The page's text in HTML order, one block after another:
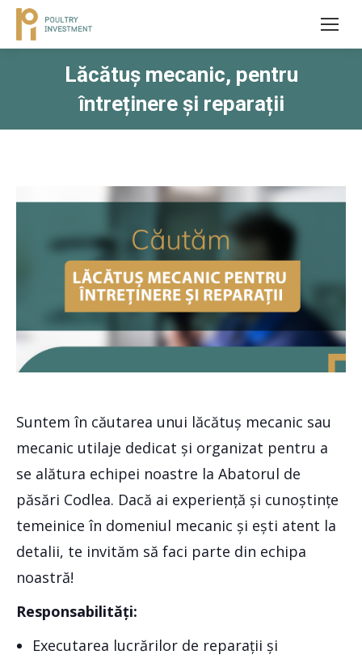
Lăcătuș mecanic, pentru
întreținere și reparații
Suntem în căutarea unui lăcătuș mecanic sau
mecanic utilaje dedicat și organizat pentru a
se alătura echipei noastre la Abatorul de
păsări Codlea. Dacă ai experiență și cunoștințe
temeinice în domeniul mecanic și ești atent la
detalii, te invităm să faci parte din echipa
noastră!
Responsabilități:
Executarea lucrărilor de reparații și